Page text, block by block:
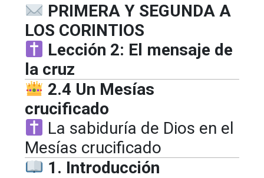
PRIMERA Y SEGUNDA A
LOS CORINTIOS
Lección 2: El mensaje de
la cruz
2.4 Un Mesías
crucificado
La sabiduría de Dios en el
Mesías crucificado
1. Introducción